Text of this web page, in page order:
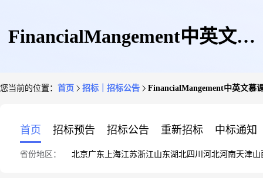
FinancialMangement中英文慕
您当前的位置： 首页 招标｜招标公告 FinancialMangement中英文慕
首页 招标预告 招标公告 重新招标 中标通知
省份地区： 北京广东 上海江苏浙江山东湖北四川 河北河南天津山